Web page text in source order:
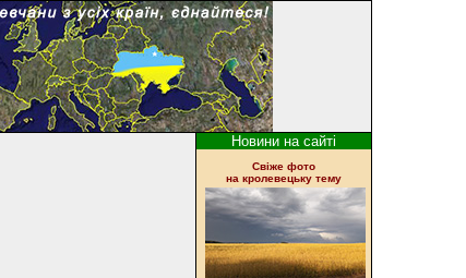
Новини на сайті
Cвіже фото
на кролевецьку тему